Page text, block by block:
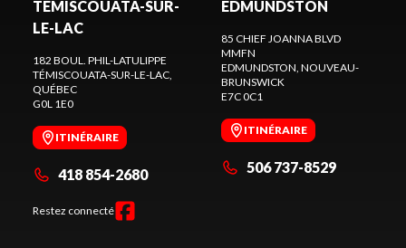
TÉMISCOUATA-SUR-
LE-LAC
182 BOUL. PHIL-LATULIPPE
TÉMISCOUATA-SUR-LE-LAC
QUÉBEC
G0L 1E0
ITINÉRAIRE
418 854-2680
Restez connecté
EDMUNDSTON
85 CHIEF JOANNA BLVD
MMFN
EDMUNDSTON , NOUVEAU-
BRUNSWICK
E7C 0C1
ITINÉRAIRE
506 737-8529